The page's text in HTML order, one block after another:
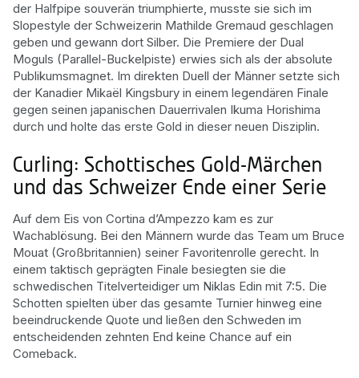
der Halfpipe souverän triumphierte, musste sie sich im
Slopestyle der Schweizerin Mathilde Gremaud geschlagen
geben und gewann dort Silber. Die Premiere der Dual
Moguls (Parallel-Buckelpiste) erwies sich als der absolute
Publikumsmagnet. Im direkten Duell der Männer setzte sich
der Kanadier Mikaël Kingsbury in einem legendären Finale
gegen seinen japanischen Dauerrivalen Ikuma Horishima
durch und holte das erste Gold in dieser neuen Disziplin.
Curling: Schottisches Gold-Märchen
und das Schweizer Ende einer Serie
Auf dem Eis von Cortina d’Ampezzo kam es zur
Wachablösung. Bei den Männern wurde das Team um Bruce
Mouat (Großbritannien) seiner Favoritenrolle gerecht. In
einem taktisch geprägten Finale besiegten sie die
schwedischen Titelverteidiger um Niklas Edin mit 7:5. Die
Schotten spielten über das gesamte Turnier hinweg eine
beeindruckende Quote und ließen den Schweden im
entscheidenden zehnten End keine Chance auf ein
Comeback.